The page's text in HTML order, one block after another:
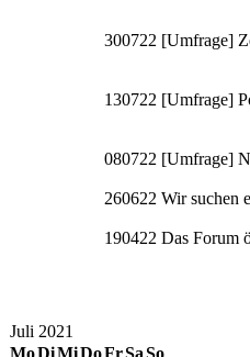
300722 [Umfrage]
130722 [Umfrage]
080722 [Umfrage]
260622 Wir suchen
190422 Das Forum
Juli 2021
MoDiMiDoFrSaSo